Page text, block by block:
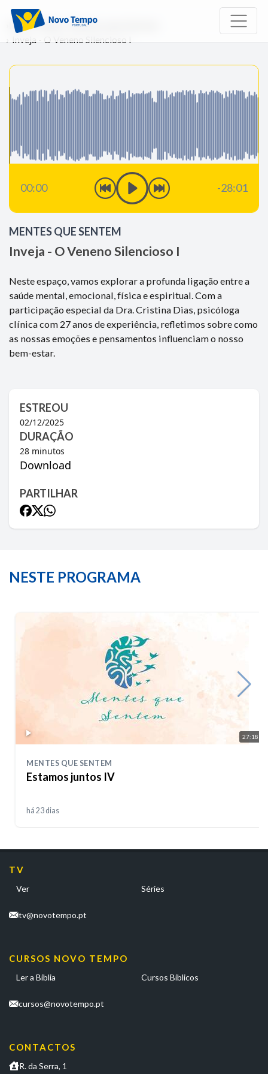
Início Rádio
Mentes que Sentem
Inveja - O Veneno Silencioso I
00:00 -28:01
MENTES QUE SENTEM
Inveja - O Veneno Silencioso I
Neste espaço, vamos explorar a profunda ligação entre a
saúde mental, emocional, física e espiritual. Com a
participação especial da Dra. Cristina Dias, psicóloga
clínica com 27 anos de experiência, refletimos sobre como
as nossas emoções e pensamentos influenciam o nosso
bem-estar.
ESTREOU
02/12/2025
DURAÇÃO
28 minutos
Download
PARTILHAR
NESTE PROGRAMA
27:18
MENTES QUE SENTEM
Estamos juntos IV
há 23 dias
TV
Ver Séries
tv@novotempo.pt
CURSOS NOVO TEMPO
Ler a Bíblia Cursos Bíblicos
cursos@novotempo.pt
CONTACTOS
R. da Serra, 1